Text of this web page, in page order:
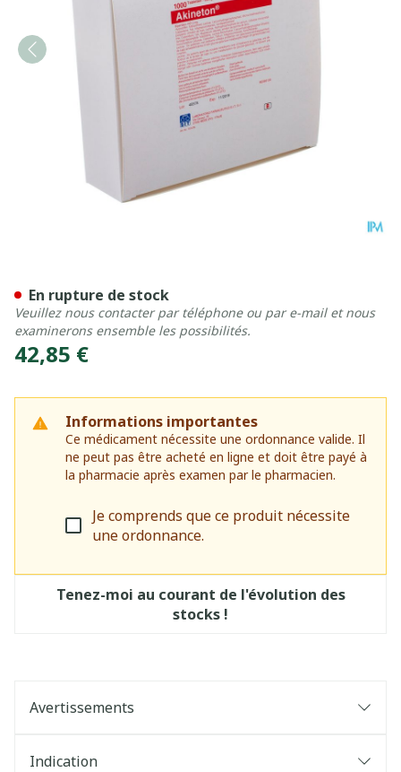
42,85 €
Informations importantes
Ce médicament nécessite une ordonnance valide. Il
ne peut pas être acheté en ligne et doit être payé à
la pharmacie après examen par le pharmacien.
Je comprends que ce produit nécessite
une ordonnance.
Tenez-moi au courant de l'évolution des
stocks !
En rupture de stock
Veuillez nous contacter par téléphone ou par e-mail et nous
examinerons ensemble les possibilités.
Avertissements
Indication